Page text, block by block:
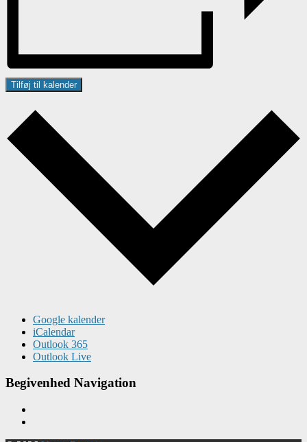
Tilføj til kalender
Google kalender
iCalendar
Outlook 365
Outlook Live
Begivenhed Navigation